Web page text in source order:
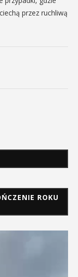
przez ruchliwą
ROKU